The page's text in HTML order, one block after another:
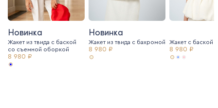
Новинка
Жакет из твида с баской
со съемной оборкой
8 980 ₽
Новинка
Жакет из твида c бахромой
8 980 ₽
Жакет с баской
8 980 ₽